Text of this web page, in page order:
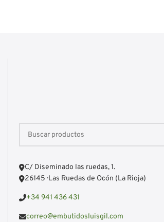
C/ Diseminado las ruedas, 1.
26145 · Las Ruedas de Ocón (La Rioja)
+34 941 436 431
correo@embutidosluisgil.com